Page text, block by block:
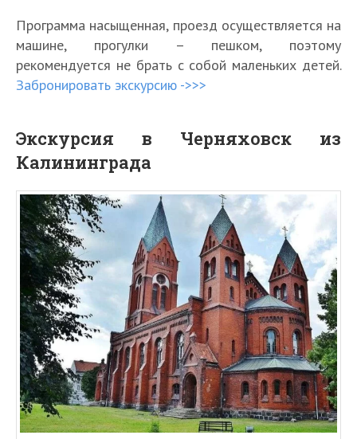
Программа насыщенная, проезд осуществляется на
машине, прогулки – пешком, поэтому
рекомендуется не брать с собой маленьких детей.
Забронировать экскурсию ->>>
Экскурсия в Черняховск из
Калининграда